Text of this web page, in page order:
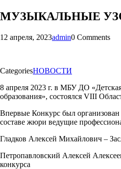
МУЗЫКАЛЬНЫЕ
12 апреля, 2023admin0 Comments
CategoriesНОВОСТИ
8 апреля 2023 г. в МБУ ДО
образования», состоялся VIII
Впервые Конкурс был организован
составе жюри ведущие
Гладков Алексей Михайлович –
Петропавловский Алексей
конкурса